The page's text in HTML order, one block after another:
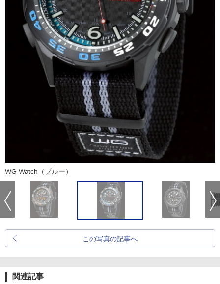
WG Watch（ブルー）
この写真の記事へ
関連記事